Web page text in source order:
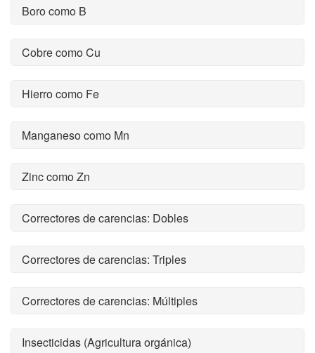
Boro como B
Cobre como Cu
Hierro como Fe
Manganeso como Mn
Zinc como Zn
Correctores de carencias: Dobles
Correctores de carencias: Triples
Correctores de carencias: Múltiples
Insecticidas (Agricultura orgánica)